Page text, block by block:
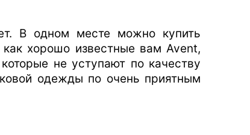
В одном месте можно купить
хорошо известные вам Avent,
не уступают по качеству
одежды по очень приятным